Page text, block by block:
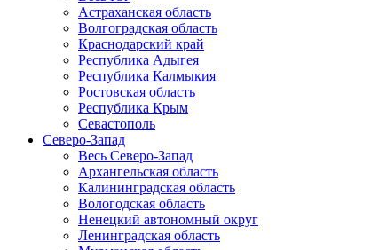
Астраханская область
Волгоградская область
Краснодарский край
Республика Адыгея
Республика Калмыкия
Ростовская область
Республика Крым
Севастополь
Северо-Запад
Весь Северо-Запад
Архангельская область
Калининградская область
Вологодская область
Ненецкий автономный округ
Ленинградская область